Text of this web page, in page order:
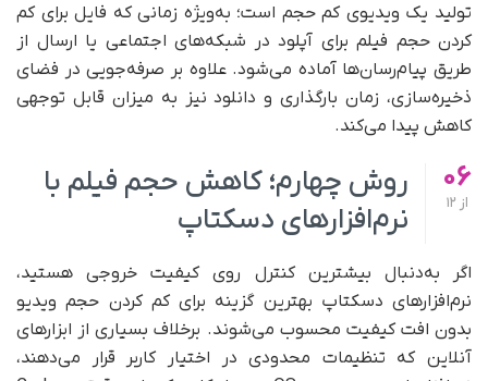
تولید یک ویدیوی کم حجم است؛ به‌ویژه زمانی که فایل برای کم
کردن حجم فیلم برای آپلود در شبکه‌های اجتماعی یا ارسال از
طریق پیام‌رسان‌ها آماده می‌شود. علاوه بر صرفه‌جویی در فضای
ذخیره‌سازی، زمان بارگذاری و دانلود نیز به میزان قابل توجهی
کاهش پیدا می‌کند.
06
از
روش چهارم؛ کاهش حجم فیلم با
نرم‌افزارهای دسکتاپ
اگر به‌دنبال بیشترین کنترل روی کیفیت خروجی هستید،
نرم‌افزارهای دسکتاپ بهترین گزینه برای کم کردن حجم ویدیو
بدون افت کیفیت محسوب می‌شوند. برخلاف بسیاری از ابزارهای
آنلاین که تنظیمات محدودی در اختیار کاربر قرار می‌دهند،